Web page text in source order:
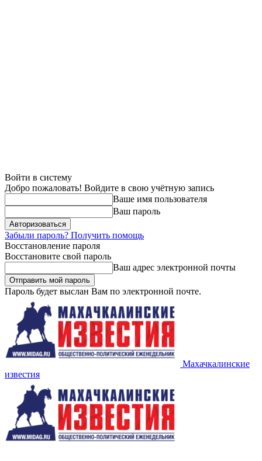
Войти в систему
Добро пожаловать! Войдите в свою учётную запись
Ваше имя пользователя
Ваш пароль
Забыли пароль? Получить помощь
Восстановление пароля
Восстановите свой пароль
Ваш адрес электронной почты
Пароль будет выслан Вам по электронной почте.
Махачкалинские
известия